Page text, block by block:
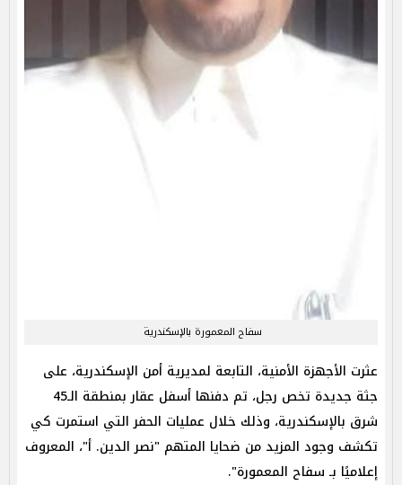
سفاح المعمورة بالإسكندرية
عثرت الأجهزة الأمنية، التابعة لمديرية أمن الإسكندرية، على
جثة جديدة تخص رجل، تم دفنها أسفل عقار بمنطقة الـ45
شرق بالإسكندرية، وذلك خلال عمليات الحفر التي استمرت كي
تكشف وجود المزيد من ضحايا المتهم "نصر الدين. أ"، المعروف
إعلاميًا بـ سفاح المعمورة".